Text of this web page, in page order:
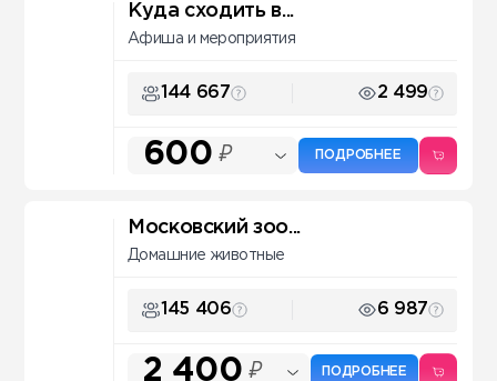
Куда сходить в...
Афиша и мероприятия
144 667 2 499
600 ₽ ПОДРОБНЕЕ
Московский зоо...
Домашние животные
145 406 6 987
2 400 ₽ ПОДРОБНЕЕ